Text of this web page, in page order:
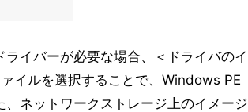
イバーが必要な場合、＜ドライバのイ
イルを選択することで、Windows PE
ネットワークストレージ上のイメージ